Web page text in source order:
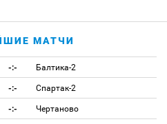
МАТЧИ
-:- Балтика-2
-:- Спартак-2
-:- Чертаново